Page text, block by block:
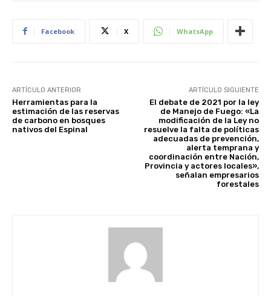
Facebook X WhatsApp
ARTÍCULO ANTERIOR
Herramientas para la
estimación de las reservas
de carbono en bosques
nativos del Espinal
ARTÍCULO SIGUIENTE
El debate de 2021 por la ley
de Manejo de Fuego: «La
modificación de la Ley no
resuelve la falta de políticas
adecuadas de prevención,
alerta temprana y
coordinación entre Nación,
Provincia y actores locales»,
señalan empresarios
forestales